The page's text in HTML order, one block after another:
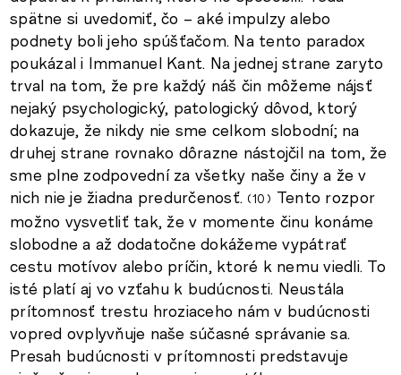
spätne si uvedomiť, čo – aké impulzy alebo
podnety boli jeho spúšťačom. Na tento paradox
poukázal i Immanuel Kant. Na jednej strane zaryto
trval na tom, že pre každý náš čin môžeme nájsť
nejaký psychologický, patologický dôvod, ktorý
dokazuje, že nikdy nie sme celkom slobodní; na
druhej strane rovnako dôrazne nástojčil na tom, že
sme plne zodpovední za všetky naše činy a že v
nich nie je žiadna predurčenosť.
10
Tento rozpor
možno vysvetliť tak, že v momente činu konáme
slobodne a až dodatočne dokážeme vypátrať
cestu motívov alebo príčin, ktoré k nemu viedli. To
isté platí aj vo vzťahu k budúcnosti. Neustála
prítomnosť trestu hroziaceho nám v budúcnosti
vopred ovplyvňuje naše súčasné správanie sa.
Presah budúcnosti v prítomnosti predstavuje